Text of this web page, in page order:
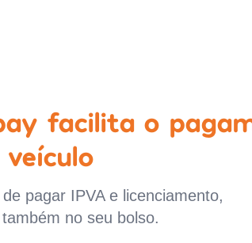
facilita o
pagar IPVA e licenciamento,
no seu bolso.